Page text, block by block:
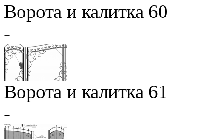
Ворота и калитка 60
-
Ворота и калитка 61
-